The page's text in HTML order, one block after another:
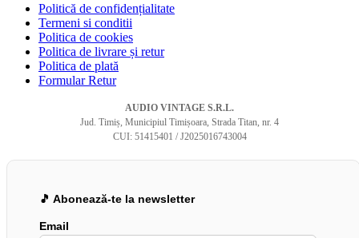
Politică de confidențialitate
Termeni si conditii
Politica de cookies
Politica de livrare și retur
Politica de plată
Formular Retur
AUDIO VINTAGE S.R.L.
Jud. Timiș, Municipiul Timișoara, Strada Titan, nr. 4
CUI: 51415401 / J2025016743004
🎵 Abonează-te la newsletter
Email